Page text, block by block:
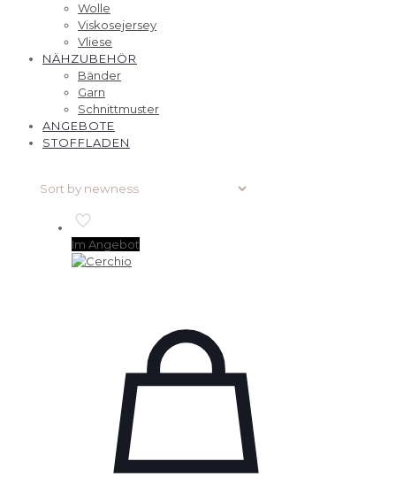
Wolle
Viskosejersey
Vliese
NÄHZUBEHÖR
Bänder
Garn
Schnittmuster
ANGEBOTE
STOFFLADEN
Im Angebot